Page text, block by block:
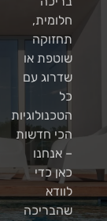
חלומית,
תחזוקה
שוטפת או
שדרוג עם
כל
הטכנולוגיות
הכי חדשות
– אנחנו
כאן כדי
לוודא
שהבריכה